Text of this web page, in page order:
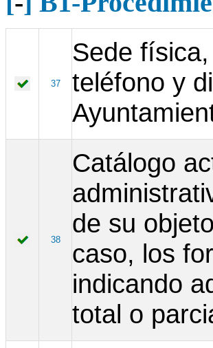
37
Sede
teléfono y
38
Catálogo
de su
caso, los
indicando
total o